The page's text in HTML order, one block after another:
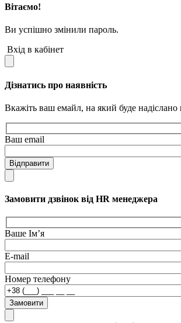
Вітаємо!
Ви успішно змінили пароль.
Вхід в кабінет
Дізнатись про наявність
Вкажіть ваш емайл, на який буде надіслано
Ваш email
Відправити
Замовити дзвінок від HR менеджера
Ваше Ім’я
E-mail
Номер телефону
Замовити